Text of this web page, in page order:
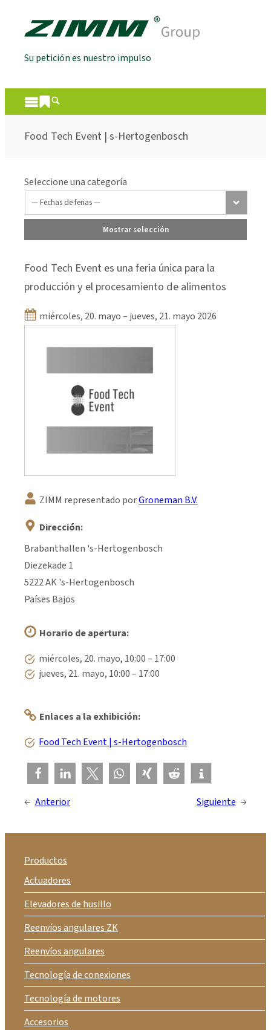
Su petición es nuestro impulso
Food Tech Event | s-Hertogenbosch
Seleccione una categoría
Mostrar selección
Food Tech Event es una feria única para la
producción y el procesamiento de alimentos
miércoles, 20. mayo – jueves, 21. mayo 2026
ZIMM representado porGroneman B.V.
Dirección:
Brabanthallen 's-Hertogenbosch
Diezekade 1
5222 AK 's-Hertogenbosch
Países Bajos
Horario de apertura:
miércoles, 20. mayo, 10:00 – 17:00
jueves, 21. mayo, 10:00 – 17:00
Enlaces a la exhibición:
Food Tech Event | s-Hertogenbosch
← Anterior Siguiente →
Productos
Actuadores
Elevadores de husillo
Reenvíos angulares ZK
Reenvíos angulares
Tecnología de conexiones
Tecnología de motores
Accesorios